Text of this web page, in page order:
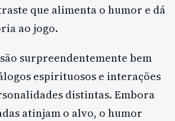
que alimenta o humor e dá
ao jogo.
surpreendentemente bem
espirituosos e interações
distintas. Embora
atinjam o alvo, o humor